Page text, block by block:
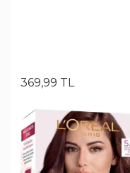
369,99 TL